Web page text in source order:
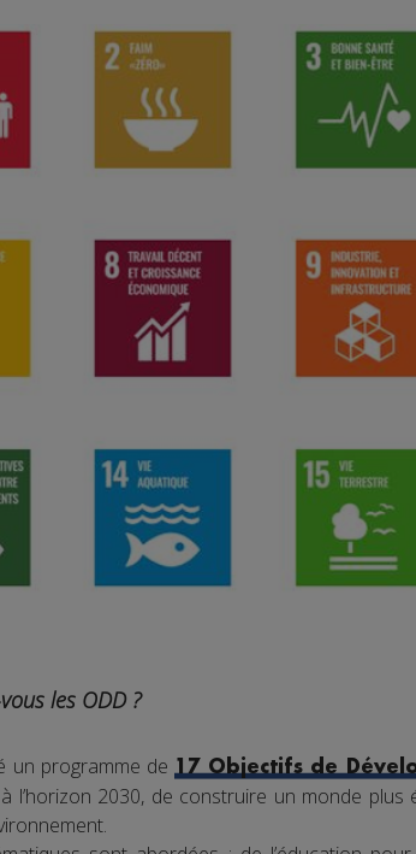
les ODD ?
un programme de17 Objectifs de
l’horizon 2030, de construire un monde plus